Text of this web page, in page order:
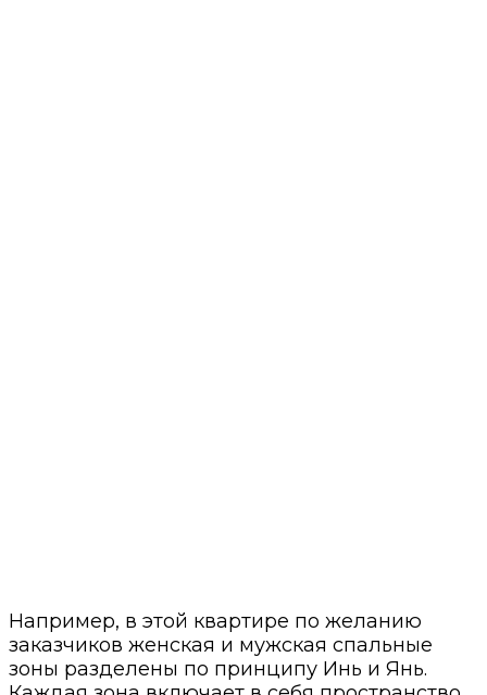
Например, в этой квартире по желанию
заказчиков женская и мужская спальные
зоны разделены по принципу Инь и Янь.